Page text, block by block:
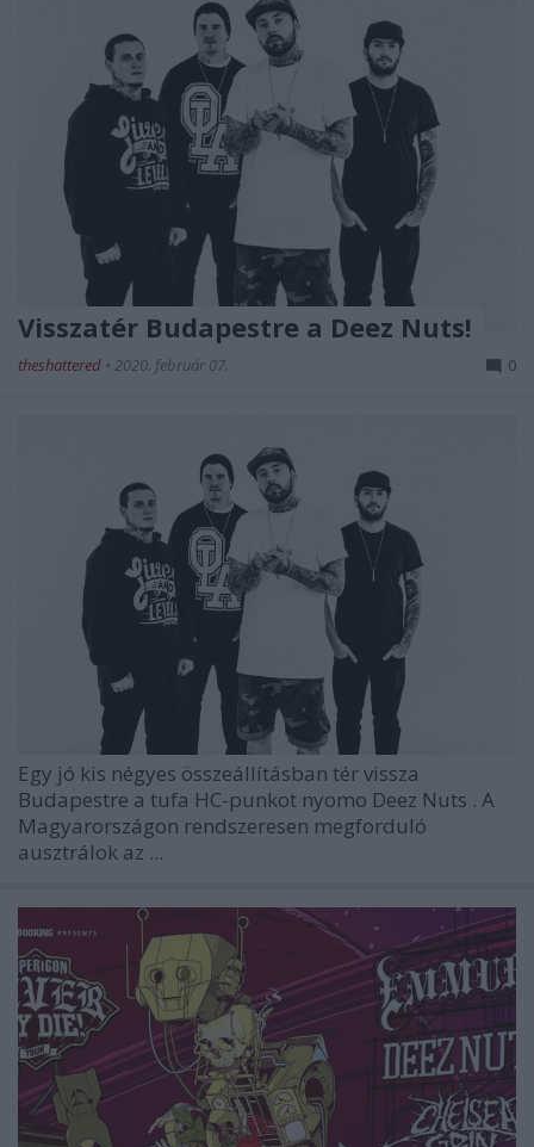
Visszatér Budapestre a Deez Nuts!
theshattered • 2020. február 07. 0
Egy jó kis négyes összeállításban tér vissza
Budapestre a tufa HC-punkot nyomo Deez Nuts . A
Magyarországon rendszeresen megforduló
ausztrálok az ...